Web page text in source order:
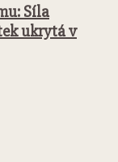
Síla
ukrytá v